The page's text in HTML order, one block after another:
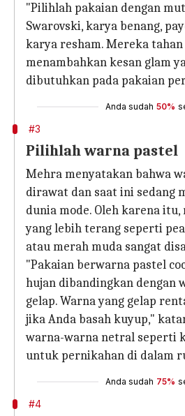
"Pilihlah pakaian dengan
Swarovski, karya benang,
karya resham. Mereka
menambahkan kesan glam
dibutuhkan pada pakaian
Anda sudah 50%
#3
Pilihlah warna pastel
Mehra menyatakan bahwa
dirawat dan saat ini sedang
dunia mode. Oleh karena
yang lebih terang seperti
atau merah muda sangat
"Pakaian berwarna pastel
hujan dibandingkan dengan
gelap. Warna yang gelap
jika Anda basah kuyup,"
warna-warna netral seperti
untuk pernikahan di dalam
Anda sudah 75%
#4